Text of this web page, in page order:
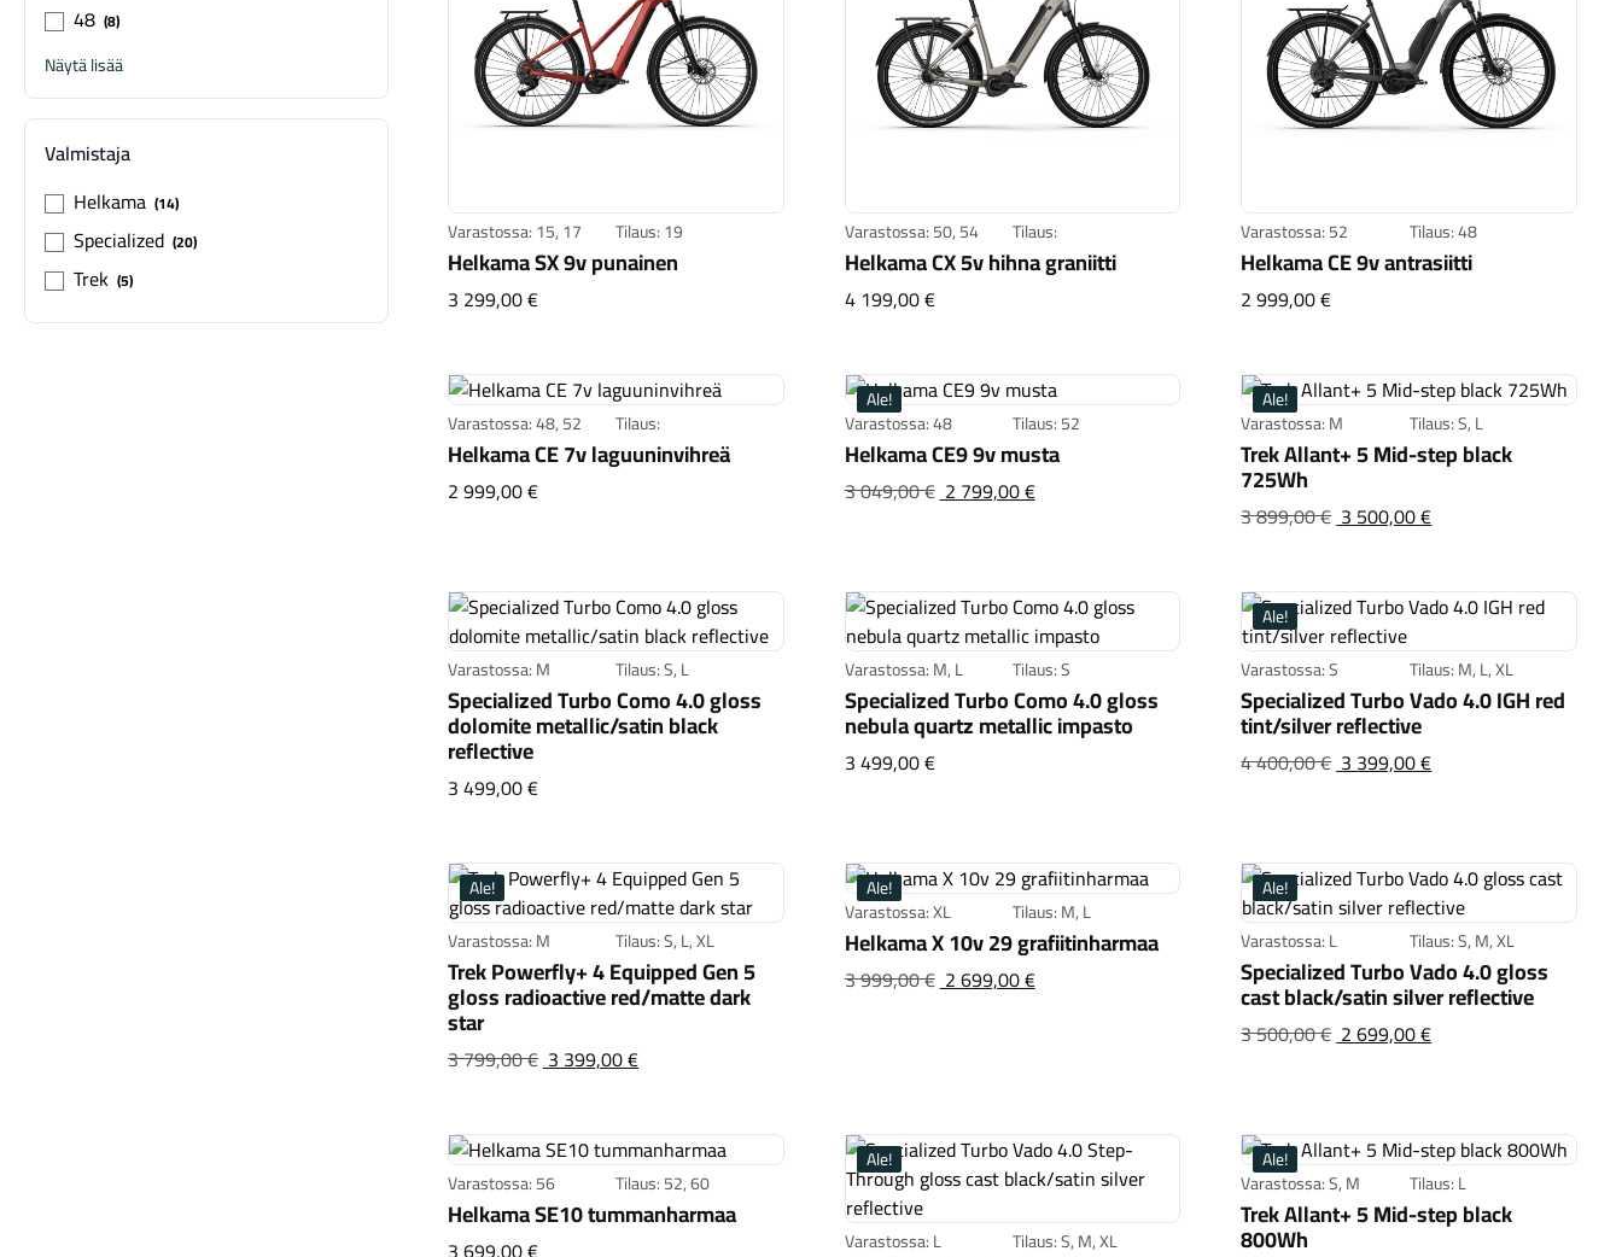
48 8
Näytä lisää
Valmistaja
Helkama 14
Specialized 20
Trek 5
Varastossa: 15, 17 Tilaus: 19
Helkama SX 9v punainen
3 299,00 €Helkama SX 9v punainen
Varastossa: 50, 54 Tilaus:
Helkama CX 5v hihna graniitti
4 199,00 €Helkama CX 5v hihna graniitti
Varastossa: 52 Tilaus: 48
Helkama CE 9v antrasiitti
2 999,00 €Helkama CE 9v antrasiitti
Varastossa: 48, 52 Tilaus:
Helkama CE 7v laguuninvihreä
2 999,00 €Helkama CE 7v laguuninvihreä
Varastossa: 48 Tilaus: 52
Helkama CE9 9v musta
3 049,00 €2 799,00 €Helkama CE9 9v musta
Ale!
Varastossa: M Tilaus: S, L
Trek Allant+ 5 Mid-step black
725Wh
3 899,00 €3 500,00 €Trek Allant+ 5 Mid-
Ale!
Varastossa: M Tilaus: S, L
Specialized Turbo Como 4.0 gloss
dolomite metallic/satin black
reflective
3 499,00 €Specialized Turbo Como 4.0 gloss dolomite metallic/satin black reflective
Varastossa: M, L Tilaus: S
Specialized Turbo Como 4.0 gloss
nebula quartz metallic impasto
3 499,00 €Specialized Turbo Como 4.0 gloss nebula quartz metallic impasto
Varastossa: S Tilaus: M, L, XL
Specialized Turbo Vado 4.0 IGH red
tint/silver reflective
4 400,00 €3 399,00 €Specialized Turbo
Ale!
Varastossa: M Tilaus: S, L, XL
Trek Powerfly+ 4 Equipped Gen 5
gloss radioactive red/matte dark
star
3 799,00 €3 399,00 €Trek Powerfly+ 4 Equipped Gen 5 gloss radioactive red/matte dark star
Ale!
Varastossa: XL Tilaus: M, L
Helkama X 10v 29 grafiitinharmaa
3 999,00 €2 699,00 €Helkama X 10v 29 grafiitinharmaa
Ale!
Varastossa: L
Tilaus: S, M, XL
Specialized Turbo Vado 4.0 gloss
cast black/satin silver reflective
3 500,00 €2 699,00 €Specialized Turbo
Ale!
Varastossa: 56 Tilaus: 52, 60
Helkama SE10 tummanharmaa
Helkama SE10 tummanharmaa Varastossa: L Tilaus: S, M, XL
Ale!
Varastossa: S, M Tilaus: L
Trek Allant+ 5 Mid-step black
800Wh
Ale!